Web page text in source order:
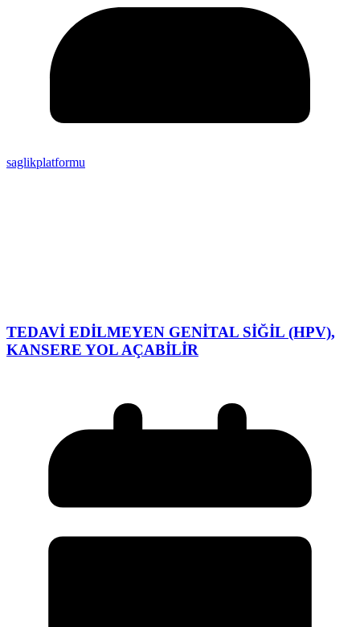
saglikplatformu
TEDAVİ EDİLMEYEN GENİTAL SİĞİL (HPV),
KANSERE YOL AÇABİLİR